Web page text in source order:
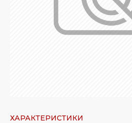
ХАРАКТЕРИСТИКИ